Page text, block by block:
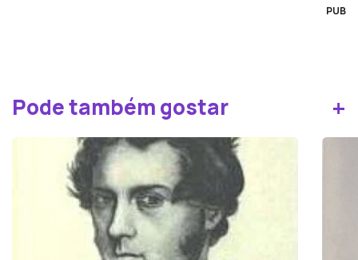
PUB
Pode também gostar +